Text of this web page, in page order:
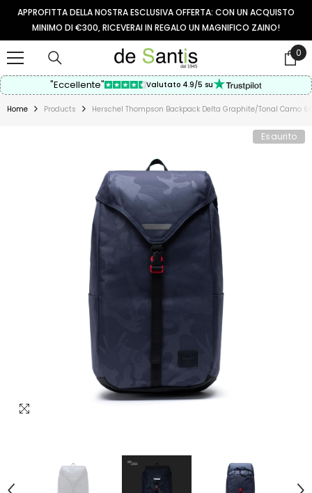
VAI AL CONTENUTO
APPROFITTA DELLA NOSTRA ESCLUSIVA OFFERTA: CON UN ACQUISTO
MINIMO DI €300, RICEVERAI IN REGALO UN MAGNIFICO ZAINO!
0
0
"Eccellente" Valutato 4.9/5 su
Home Products Herschel Thompson Backpack Delta Graphite/tonal Camo
Esaurito